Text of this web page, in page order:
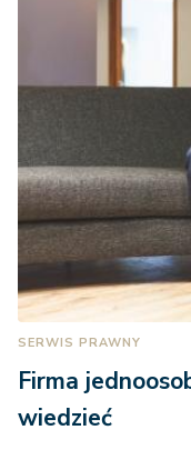
SERWIS PRAWNY
Firma
wiedzieć